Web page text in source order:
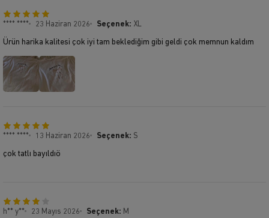
**** **** 23 Haziran 2026 Seçenek: XL
Ürün harika kalitesi çok iyi tam beklediğim gibi geldi çok memnun kaldım
**** **** 13 Haziran 2026 Seçenek: S
çok tatlı bayıldıö
h** y** 23 Mayıs 2026 Seçenek: M